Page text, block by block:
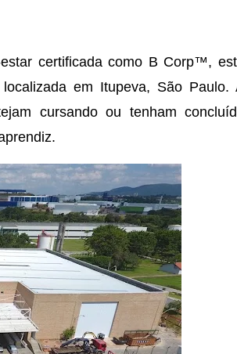
certificada como B Corp™,
em Itupeva, São Paulo.
cursando ou tenham